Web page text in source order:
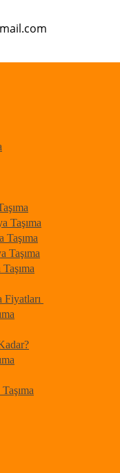
Taşıma
Taşıma
Taşıma
Fiyatları